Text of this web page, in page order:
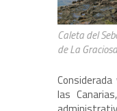
Caleta del
de La Graciosa
las